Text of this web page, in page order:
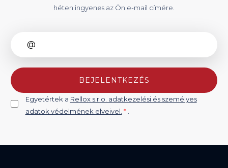
héten ingyenes az Ön e-mail címére.
BEJELENTKEZÉS
Egyetértek a Rellox s.r.o. adatkezelési és személyes
adatok védelmének elveivel. *